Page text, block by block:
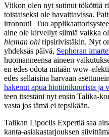
Viikon olen nyt sutinut tököttiä
toistaiseksi ole havaittavissa.
irronnut! Tuo
aine ole kirvellyt silmiä vaikka
hieman ohi ripsirivistäkin. Nyt
yhdeksäs päivä, Sephoran
huomanneensa aineen
en edes odota mitään wow-
edes sellaisina harvaan
hakenut apua biotiinikuurista ja
teen itsestäni nyt ensin Talika-
vasta jos tämä ei tepsikään.
Talikan Lipocils Expertiä saa
kanta-asiakastarjouksen